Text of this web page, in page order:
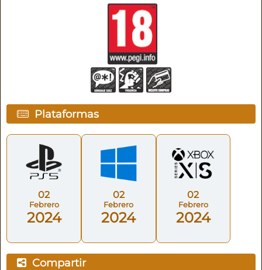
Plataformas
02
Febrero
2024
02
Febrero
2024
02
Febrero
2024
Compartir